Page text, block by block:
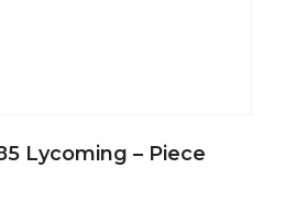
Lycoming – Piece